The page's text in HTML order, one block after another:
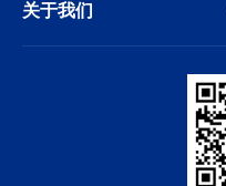
关于我们